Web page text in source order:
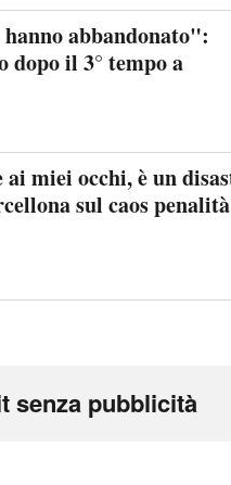
abbandonato":
il 3° tempo a
ai miei occhi, è un
sul caos
senza pubblicità